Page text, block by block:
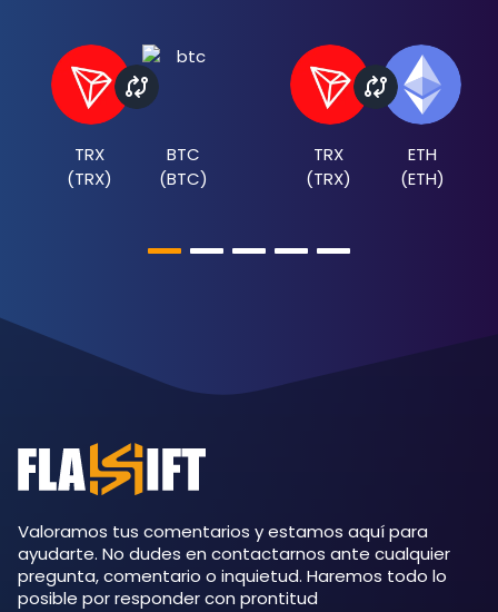
TRX
(TRX)
BTC
(BTC)
TRX
(TRX)
ETH
(ETH)
Valoramos tus comentarios y estamos aquí para
ayudarte. No dudes en contactarnos ante cualquier
pregunta, comentario o inquietud. Haremos todo lo
posible por responder con prontitud